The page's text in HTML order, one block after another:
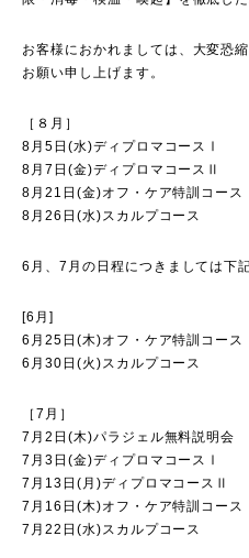
お客様におかれましては、大変恐
お願い申し上げます。
［８月］
8月5日(水)ディプロマコースⅠ
8月7日(金)ディプロマコースⅡ
8月21日(金)オフ・ケア特訓コース
8月26日(水)スカルプコース
6月、7月の日程につきましては下
[6月]
6月25日(木)オフ・ケア特訓コース
6月30日(火)スカルプコース
［7月］
7月2日(木)パラジェル無料説明会
7月3日(金)ディプロマコースⅠ
7月13日(月)ディプロマコースⅡ
7月16日(木)オフ・ケア特訓コース
7月22日(水)スカルプコース